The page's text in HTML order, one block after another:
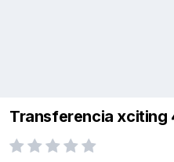
Transferencia xciting